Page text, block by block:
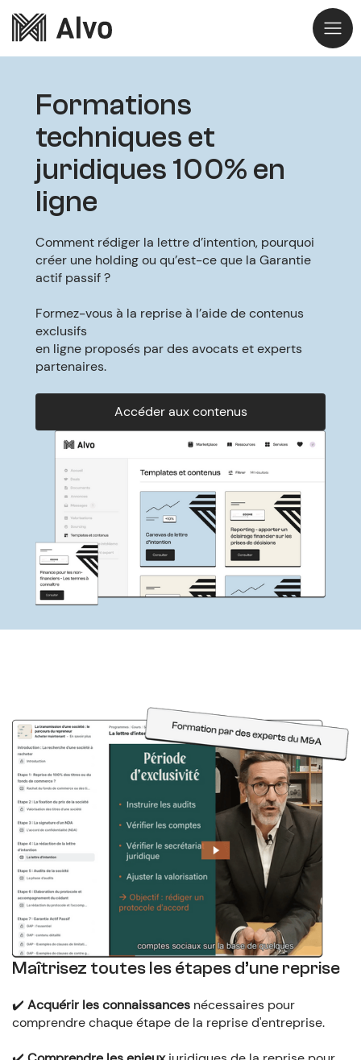
Formations
techniques et
juridiques 100% en
ligne
Comment rédiger la lettre d’intention, pourquoi
créer une holding ou qu’est-ce que la Garantie
actif passif ?
Formez-vous à la reprise à l’aide de contenus
exclusifs
en ligne proposés par des avocats et experts
partenaires.
Accéder aux contenus
Maîtrisez toutes les étapes d’une reprise
✔️ Acquérir les connaissances nécessaires pour
comprendre chaque étape de la reprise d'entreprise.